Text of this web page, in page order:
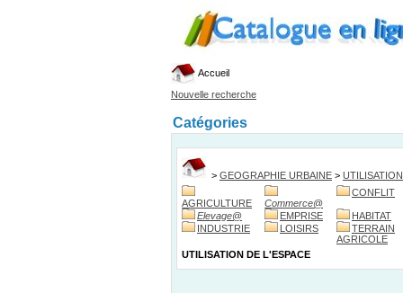
Accueil
Nouvelle recherche
Catégories
> GEOGRAPHIE URBAINE >
AGRICULTURE Commerce@
CONFLIT
Elevage@ EMPRISE
HABITAT
INDUSTRIE
LOISIRS
TERRAIN
AGRICOLE
UTILISATION DE L'ESPACE